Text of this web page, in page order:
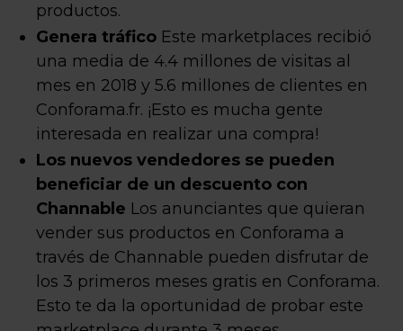
productos.
Genera tráfico Este marketplaces recibió
una media de 4.4 millones de visitas al
mes en 2018 y 5.6 millones de clientes en
Conforama.fr. ¡Esto es mucha gente
interesada en realizar una compra!
Los nuevos vendedores se pueden
beneficiar de un descuento con
Channable Los anunciantes que quieran
vender sus productos en Conforama a
través de Channable pueden disfrutar de
los 3 primeros meses gratis en Conforama.
Esto te da la oportunidad de probar este